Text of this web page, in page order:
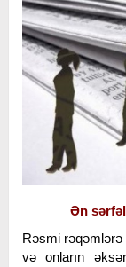
Ən
Rəsmi
və onların